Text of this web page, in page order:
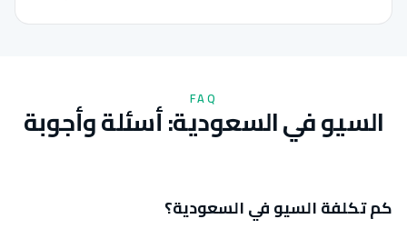
FAQ
السيو في السعودية: أسئلة وأجوبة
كم تكلفة السيو في السعودية؟